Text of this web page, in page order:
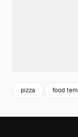
pizza food